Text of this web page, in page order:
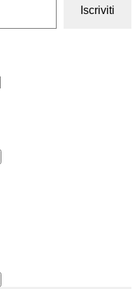
Iscriviti